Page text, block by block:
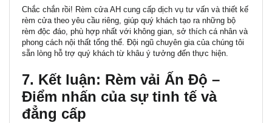
Chắc chắn rồi! Rèm cửa AH cung cấp dịch vụ tư vấn và thiết kế
rèm cửa theo yêu cầu riêng, giúp quý khách tạo ra những bộ
rèm độc đáo, phù hợp nhất với không gian, sở thích cá nhân và
phong cách nội thất tổng thể. Đội ngũ chuyên gia của chúng tôi
sẵn lòng hỗ trợ quý khách từ khâu ý tưởng đến thực hiện.
7. Kết luận: Rèm vải Ấn Độ –
Điểm nhấn của sự tinh tế và
đẳng cấp